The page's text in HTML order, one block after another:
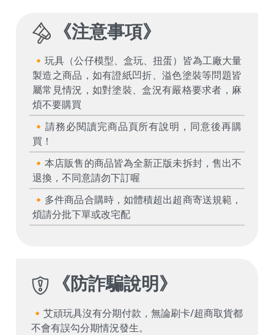
《注意事項》
🔸玩具（公仔模型、盒玩、扭蛋）皆為工廠大量
製造之商品，如有證紙凹折、溢色塗裝等問題皆
屬常見情況，如對塗裝、盒況有嚴格要求者，麻
煩不要購買
🔸請務必閱讀完商品頁所有說明，同意後再購
買！
🔸本店販售的商品皆為全新正版未拆封，售出不
退換，不同意請勿下訂喔
🔸多件商品合購時，如體積超出超商寄送規範，
煩請分批下單或改宅配
《防詐騙說明》
🔸艾頑玩具沒有分期付款，無論刷卡/超商取貨都
不會有誤勾分期情況發生。